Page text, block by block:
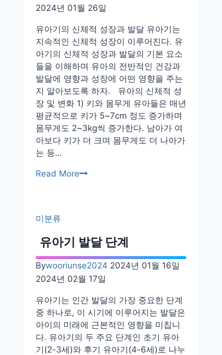
2024년 01월 26일
유아기의 신체적 성장과 발달 유아기는
지속적인 신체적 성장이 이루어진다. 유
아기의 신체적 성장과 발달의 기본 요소
들을 이해하며 유아의 전반적인 건강과
발달에 영향과 성장에 어떤 영향을 주는
지 알아보도록 하자. 유아의 신체적 성
장 및 변화 1) 키와 몸무게 유아들은 매년
평균적으로 키가 5~7cm 정도 증가하며
몸무게도 2~3kg씩 증가한다. 남아가 여
아보다 키가 더 크며 몸무게도 더 나아가
는 등…
Read More유
적
성
장
과
발
달
미분류
유아기 발달 단계
Bywooriunse2024 2024년 01월 16일
2024년 02월 17일
유아기는 인간 발달의 가장 중요한 단계
중 하나로, 이 시기에 이루어지는 발달은
아이의 미래에 근본적인 영향을 미칩니
다. 유아기의 두 주요 단계인 초기 유아
기(2-3세)와 후기 유아기(4-6세)로 나누